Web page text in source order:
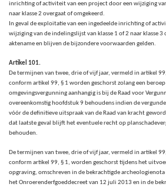
inrichting of activiteit van een project door een wijziging
naar klasse 2 overgaat of omgekeerd.
In geval de exploitatie van een ingedeelde inrichting of
wijziging van de indelingslijst van klasse 1 of 2 naar klasse
aktename en blijven de bijzondere voorwaarden gelden.
Artikel 101.
De termijnen van twee, drie of vijf jaar, vermeld in artikel 99,
conform artikel 99, § 1 worden geschorst zolang een
omgevingsvergunning aanhangig is bij de Raad voor
overeenkomstig hoofdstuk 9 behoudens indien de
vóór de definitieve uitspraak van de Raad van kracht
dat laatste geval blijft het eventuele recht op
behouden.
De termijnen van twee, drie of vijf jaar, vermeld in artikel
conform artikel 99, § 1, worden geschorst tijdens het
opgraving, omschreven in de bekrachtigde
het Onroerenderfgoeddecreet van 12 juli 2013 en in de